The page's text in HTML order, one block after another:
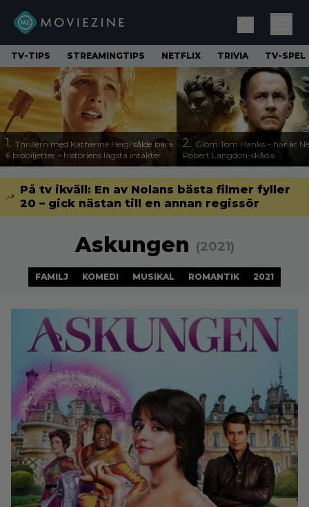
TV-TIPS STREAMINGTIPS NETFLIX TRIVIA TV-SPEL
1. Thrillern med Katherine Heigl sålde bara
6 biobiljetter – historiens lägsta intäkter
2. Glöm Tom Hanks – här är
Robert Langdon-skådis
På tv ikväll: En av Nolans bästa filmer fyller
20 – gick nästan till en annan regissör
Askungen (2021)
FAMILJ KOMEDI MUSIKAL ROMANTIK 2021